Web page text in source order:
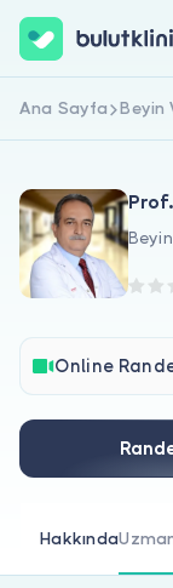
Hakkımızda
Hastalar için
Doktorlar için
Hemen
Ana Sayfa Beyin
Online
Hakkında